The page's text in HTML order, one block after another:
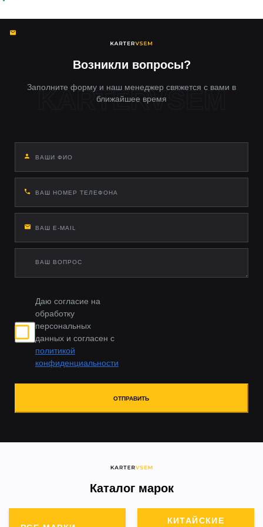
используют оригинальные крепления, герметизируют
Возникли вопросы?
Заполните форму и наш менеджер свяжется с вами в
ближайшее время
Даю согласие на
обработку
персональных
данных и согласен с
политикой
конфиденциальности
ОТПРАВИТЬ
Каталог марок
КИТАЙСКИЕ